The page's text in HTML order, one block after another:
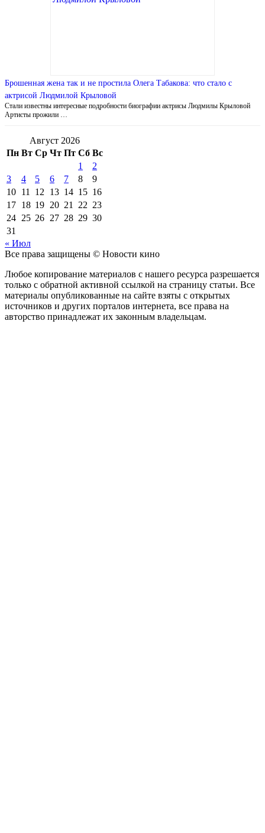
Брошенная жена так и не простила Олега Табакова: что стало с
актрисой Людмилой Крыловой
Стали известны интересные подробности биографии актрисы Людмилы Крыловой
Артисты прожили …
Август 2026
Пн Вт Ср Чт Пт Сб Вс
1
2
3
4 5 6 7 8
9
10 11 12 13 14 15 16
17 18 19 20 21 22 23
24 25 26 27 28 29 30
31
« Июл
Все права защищены © Новости кино
Любое копирование материалов с нашего ресурса разрешается
только с обратной активной ссылкой на страницу статьи. Все
материалы опубликованные на сайте взяты с открытых
источников и других порталов интернета, все права на
авторство принадлежат их законным владельцам.